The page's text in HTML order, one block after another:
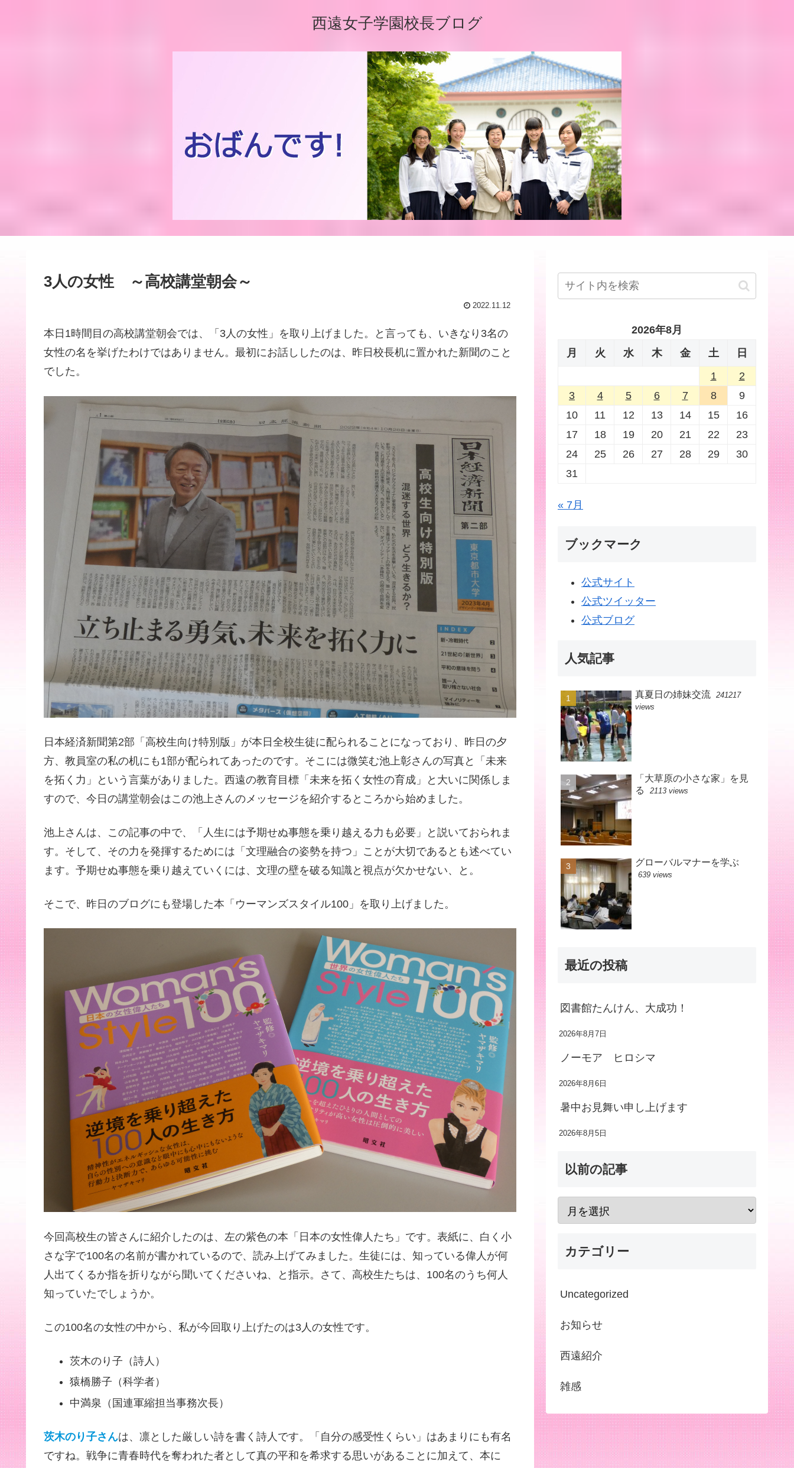
西遠女子学園校長ブログ
3人の女性 ～高校講堂朝会～
2022.11.12
本日1時間目の高校講堂朝会では、「3人の女性」を取り上げました。と言っても、いきなり3名の
女性の名を挙げたわけではありません。最初にお話ししたのは、昨日校長机に置かれた新聞のこと
でした。
日本経済新聞第2部「高校生向け特別版」が本日全校生徒に配られることになっており、昨日の夕
方、教員室の私の机にも1部が配られてあったのです。そこには微笑む池上彰さんの写真と「未来
を拓く力」という言葉がありました。西遠の教育目標「未来を拓く女性の育成」と大いに関係しま
すので、今日の講堂朝会はこの池上さんのメッセージを紹介するところから始めました。
池上さんは、この記事の中で、「人生には予期せぬ事態を乗り越える力も必要」と説いておられま
す。そして、その力を発揮するためには「文理融合の姿勢を持つ」ことが大切であるとも述べてい
ます。予期せぬ事態を乗り越えていくには、文理の壁を破る知識と視点が欠かせない、と。
そこで、昨日のブログにも登場した本「ウーマンズスタイル100」を取り上げました。
今回高校生の皆さんに紹介したのは、左の紫色の本「日本の女性偉人たち」です。表紙に、白く小
さな字で100名の名前が書かれているので、読み上げてみました。生徒には、知っている偉人が何
人出てくるか指を折りながら聞いてくださいね、と指示。さて、高校生たちは、100名のうち何人
知っていたでしょうか。
この100名の女性の中から、私が今回取り上げたのは3人の女性です。
茨木のり子（詩人）
猿橋勝子（科学者）
中満泉（国連軍縮担当事務次長）
茨木のり子さんは、凛とした厳しい詩を書く詩人です。「自分の感受性くらい」はあまりにも有名
ですね。戦争に青春時代を奪われた者として真の平和を希求する思いがあることに加えて、本に
2026年8月
月
火 水 木 金 土
日
1
2
3
4 5 6 7 8
9
10
11 12 13 14 15
16
17
18 19 20 21 22
23
24
25 26 27 28 29
30
31
« 7月
ブックマーク
公式サイト
公式ツイッター
公式ブログ
人気記事
真夏日の姉妹交流 241217
views
「大草原の小さな家」を見
る
2113 views
グローバルマナーを学ぶ
639 views
最近の投稿
図書館たんけん、大成功！
2026年8月7日
ノーモア ヒロシマ
2026年8月6日
暑中お見舞い申し上げます
2026年8月5日
以前の記事
カテゴリー
Uncategorized
お知らせ
西遠紹介
雑感